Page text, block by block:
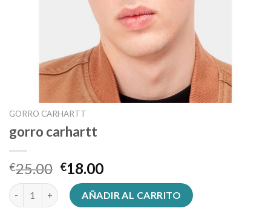
GORRO CARHARTT
gorro carhartt
€25.00 €18.00
gorro carhartt cantidadAÑADIR AL CARRITO